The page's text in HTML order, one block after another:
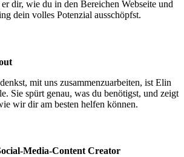
dir, wie du in den Bereichen Webseite und
dein volles Potenzial ausschöpfst.
mit uns zusammenzuarbeiten, ist Elin
Sie spürt genau, was du benötigst, und zeigt
wir dir am besten helfen können.
Media-Content Creator